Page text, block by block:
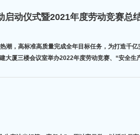
动仪式暨2021年度劳动竞赛总
潮，高标准高质量完成全年目标任务，为打造千
厦三楼会议室举办2022年度劳动竞赛、“安全